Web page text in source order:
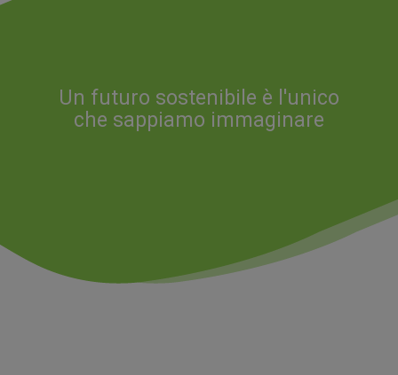
Un futuro sostenibile è l'unico
che sappiamo immaginare